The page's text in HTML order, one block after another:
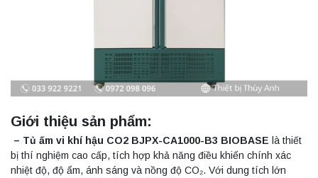
Giới thiệu sản phẩm:
– Tủ ấm vi khí hậu CO2 BJPX-CA1000-B3 BIOBASE là thiết
bị thí nghiệm cao cấp, tích hợp khả năng điều khiển chính xác
nhiệt độ, độ ẩm, ánh sáng và nồng độ CO₂. Với dung tích lớn